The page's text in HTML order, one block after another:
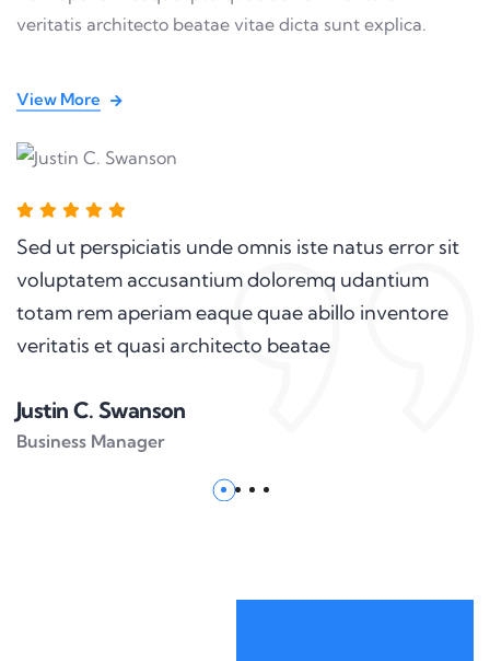
veritatis architecto beatae vitae dicta sunt explica.
View More
Sed ut perspiciatis unde omnis iste natus error sit
voluptatem accusantium doloremq udantium
totam rem aperiam eaque quae abillo inventore
veritatis et quasi architecto beatae
Justin C. Swanson
Business Manager